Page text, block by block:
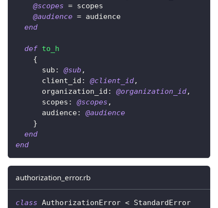
@scopes = scopes
@audience = audience
end
def to_h
{
sub : @sub ,
client_id : @client_id,
organization_id : @organization_id,
scopes : @scopes ,
audience:
@audience
}
end
end
authorization_error.rb
class AuthorizationError < StandardError